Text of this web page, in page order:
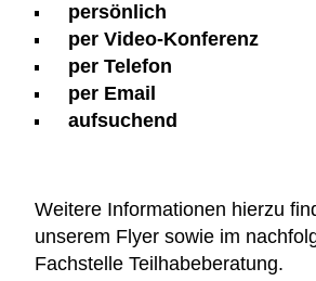
persönlich
per Video-Konferenz
per Telefon
per Email
aufsuchend
Weitere Informationen hierzu
unserem Flyer sowie im
Fachstelle Teilhabeberatung.